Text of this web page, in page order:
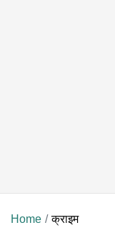
Home क्राइम